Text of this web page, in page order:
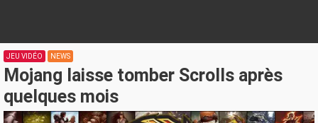
JEU VIDÉO NEWS
Mojang laisse tomber Scrolls après
quelques mois